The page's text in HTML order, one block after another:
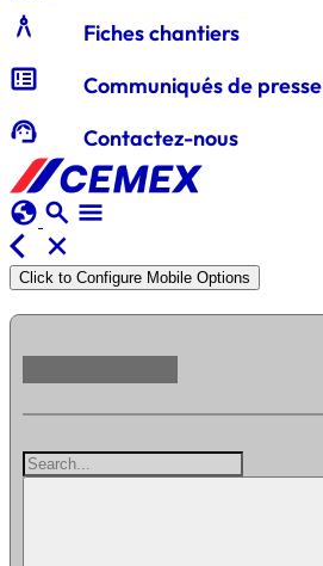
architecture Fiches chantiers
breaking_news Communiqués de presse
support_agent Contactez-nous
globe search menu
arrow_back_ios
close
Click to Configure Mobile Options